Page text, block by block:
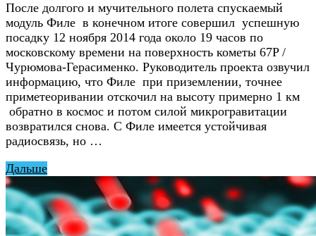
После долгого и мучительного полета спускаемый
модуль Филе в конечном итоге совершил успешную
посадку 12 ноября 2014 года около 19 часов по
московскому времени на поверхность кометы 67P /
Чурюмова-Герасименко. Руководитель проекта озвучил
информацию, что Филе при приземлении, точнее
приметеоривании отскочил на высоту примерно 1 км
обратно в космос и потом силой микрогравитации
возвратился снова. С Филе имеется устойчивая
радиосвязь, но …
Дальше